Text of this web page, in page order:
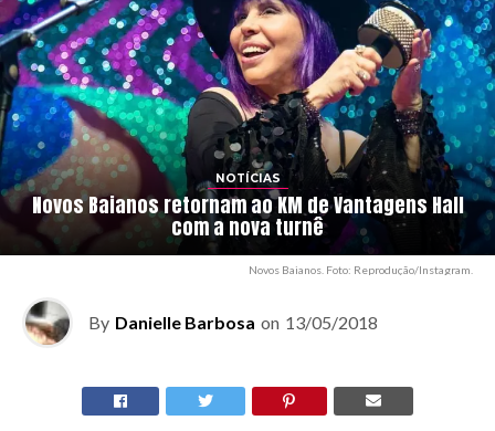
NOTÍCIAS
Novos Baianos retornam ao KM de Vantagens Hall
com a nova turnê
Novos Baianos. Foto: Reprodução/Instagram.
By Danielle Barbosa on 13/05/2018